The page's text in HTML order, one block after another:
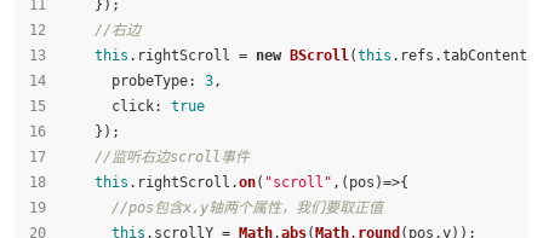
    });
//右边
this . rightScroll = new BScroll(this . refs .tabContent
probeType: 3,
click: true
    });
//监听右边scroll事件
this . rightScroll .on( "scroll" , ( pos )=>{
//pos包含x,y轴两个属性，我们要取正值
this . scrollY = Math.abs(Math. round (pos.y));